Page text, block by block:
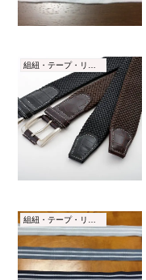
組紐・テープ・リボン